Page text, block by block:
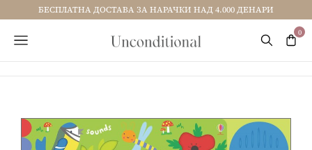
БЕСПЛАТНА ДОСТАВА ЗА НАРАЧКИ НАД 4.000 ДЕНАРИ